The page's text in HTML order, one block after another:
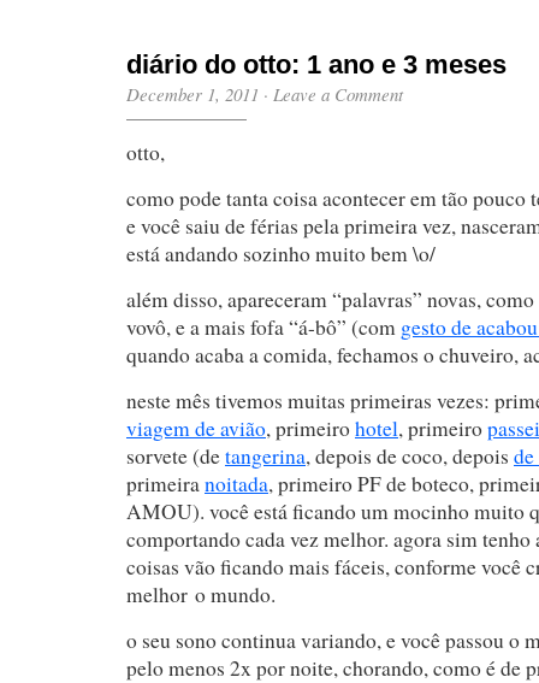
diário do otto: 1 ano e 3 meses
December 1, 2011 · Leave a Comment
otto,
como pode tanta coisa acontecer em tão pouco
e você saiu de férias pela primeira vez,
está andando sozinho muito bem \o/
além disso, apareceram “palavras” novas,
vovô, e a mais fofa “á-bô” (com gesto de
quando acaba a comida, fechamos o chuveiro,
neste mês tivemos muitas primeiras vezes:
viagem de avião, primeirohotel, primeiro
sorvete (detangerina, depois de coco, depois
primeiranoitada, primeiro PF de boteco,
AMOU). você está ficando um mocinho muito
comportando cada vez melhor. agora sim tenho
coisas vão ficando mais fáceis, conforme você
melhor o mundo.
o seu sono continua variando, e você passou o
pelo menos 2x por noite, chorando, como é de